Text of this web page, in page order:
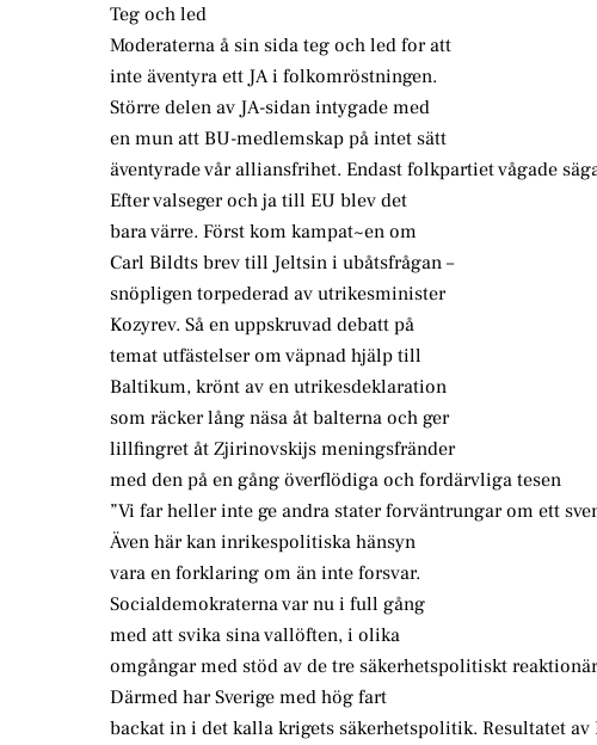
Teg och led
Moderaterna å sin sida teg och led for att
inte äventyra ett JA i folkomröstningen.
Större delen av JA-sidan intygade med
en mun att BU-medlemskap på intet sätt
äventyrade vår alliansfrihet. Endast folkpartiet vågade
Efter valseger och ja till EU blev det
bara värre. Först kom kampat~en om
Carl Bildts brev till Jeltsin i ubåtsfrågan –
snöpligen torpederad av utrikesminister
Kozyrev. Så en uppskruvad debatt på
temat utfästelser om väpnad hjälp till
Baltikum, krönt av en utrikesdeklaration
som räcker lång näsa åt balterna och ger
lillfingret åt Zjirinovskijs meningsfränder
med den på en gång överflödiga och fordärvliga tesen
”Vi far heller inte ge andra stater forväntrungar om ett
Även här kan inrikespolitiska hänsyn
vara en forklaring om än inte forsvar.
Socialdemokraterna var nu i full gång
med att svika sina vallöften, i olika
omgångar med stöd av de tre säkerhetspolitiskt
Därmed har Sverige med hög fart
backat in i det kalla krigets säkerhetspolitik. Resultatet